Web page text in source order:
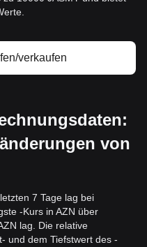
verkaufen
von
7 Tage lag bei
-Kurs in AZN über
lag. Die relative
und dem Tiefstwert des -